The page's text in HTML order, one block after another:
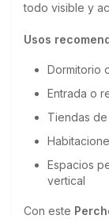
todo visible y
Usos
Dormitorio
Entrada o
Tiendas
Espacios
vertical
Con este